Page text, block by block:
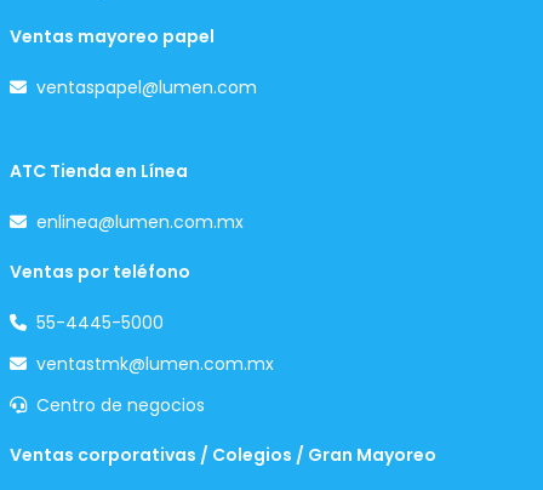
Ventas mayoreo papel
ventaspapel@lumen.com
ATC Tienda en Línea
enlinea@lumen.com.mx
Ventas por teléfono
55-4445-5000
ventastmk@lumen.com.mx
Centro de negocios
Ventas corporativas / Colegios / Gran Mayoreo